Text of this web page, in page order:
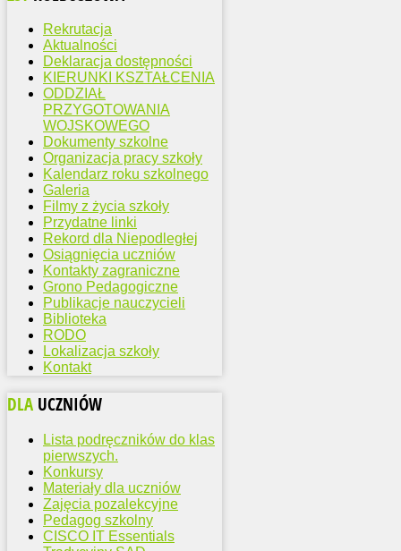
Rekrutacja
Aktualności
Deklaracja dostępności
KIERUNKI KSZTAŁCENIA
ODDZIAŁ
PRZYGOTOWANIA
WOJSKOWEGO
Dokumenty szkolne
Organizacja pracy szkoły
Kalendarz roku szkolnego
Galeria
Filmy z życia szkoły
Przydatne linki
Rekord dla Niepodległej
Osiągnięcia uczniów
Kontakty zagraniczne
Grono Pedagogiczne
Publikacje nauczycieli
Biblioteka
RODO
Lokalizacja szkoły
Kontakt
DLA UCZNIÓW
Lista podręczników do klas
pierwszych.
Konkursy
Materiały dla uczniów
Zajęcia pozalekcyjne
Pedagog szkolny
CISCO IT Essentials